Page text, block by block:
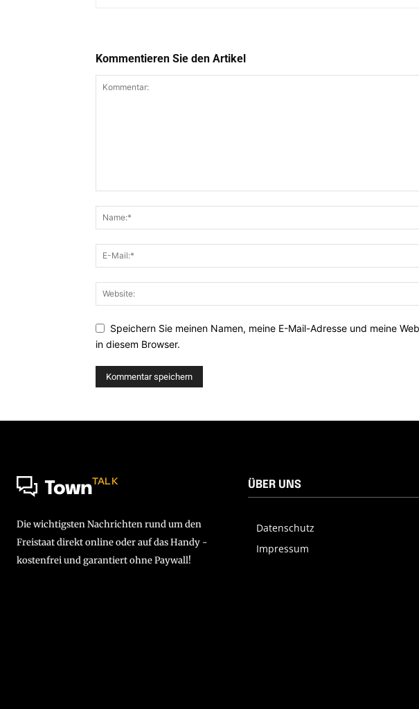
Kommentieren Sie den Artikel
Speichern Sie meinen Namen, meine E-Mail-Adresse und meine
in diesem Browser.
TownTALK
Die wichtigsten Nachrichten rund um den
Freistaat direkt online oder auf das Handy -
kostenfrei und garantiert ohne Paywall!
ÜBER UNS
Datenschutz
Impressum